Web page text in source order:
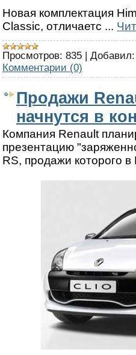
Новая комплектация
Classic, отличаетс ...
Просмотров: 835
Добавил:
Комментарии (0)
Продажи
начнутся в
Компания Renault
презентацию
RS, продажи которого